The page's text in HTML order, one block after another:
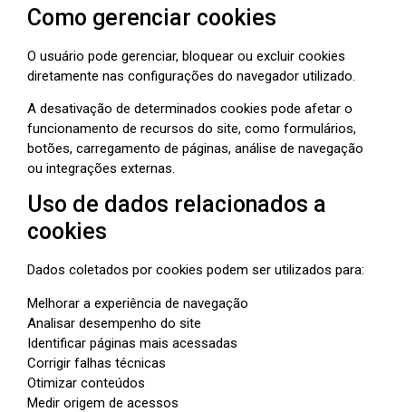
Como gerenciar cookies
O usuário pode gerenciar, bloquear ou excluir cookies
diretamente nas configurações do navegador utilizado.
A desativação de determinados cookies pode afetar o
funcionamento de recursos do site, como formulários,
botões, carregamento de páginas, análise de navegação
ou integrações externas.
Uso de dados relacionados a
cookies
Dados coletados por cookies podem ser utilizados para:
Melhorar a experiência de navegação
Analisar desempenho do site
Identificar páginas mais acessadas
Corrigir falhas técnicas
Otimizar conteúdos
Medir origem de acessos